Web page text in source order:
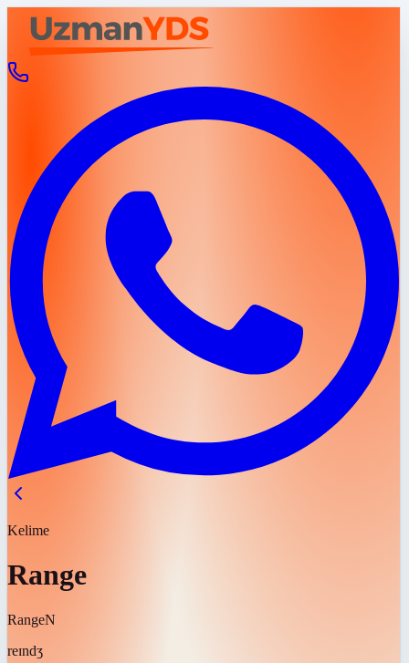
Kelime
Range
RangeN
reɪndʒ